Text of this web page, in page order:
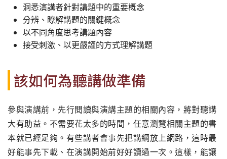
洞悉演講者針對講題中的重要概念
分辨、瞭解講題的關鍵概念
以不同角度思考講題內容
接受刺激、以更嚴謹的方式理解講題
該如何為聽講做準備
參與演講前，先行閱讀與演講主題的相關內容，將對聽講
大有助益。不需要花太多的時間，任意瀏覽相關主題的書
本就已經足夠。有些講者會事先把講綱放上網路，這時最
好能事先下載、在演講開始前好好讀過一次。這樣，能讓